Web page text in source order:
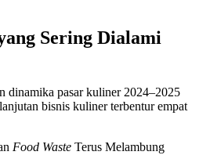
Sering Dialami
dinamika pasar kuliner 2024–2025
bisnis kuliner terbentur empat
Food Waste Terus Melambung